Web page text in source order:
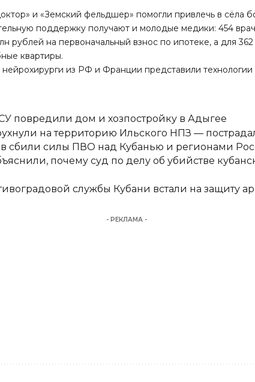
и «Земский фельдшер» помогли привлечь в сёла
поддержку получают и молодые медики: 454
рублей на первоначальный взнос по ипотеке, а для
квартиры.
нейрохирурги из РФ и Франции представили
повредили дом и хозпостройку в Адыгее
на территорию Ильского НПЗ —
сбили силы ПВО над Кубанью и регионами
почему суд по делу об убийстве
службы Кубани встали на защиту
- РЕКЛАМА -